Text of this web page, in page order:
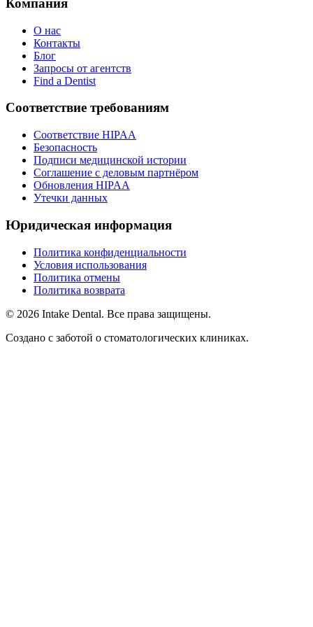
Компания
О нас
Контакты
Блог
Запросы от агентств
Find a Dentist
Соответствие требованиям
Соответствие HIPAA
Безопасность
Подписи медицинской истории
Соглашение с деловым партнёром
Обновления HIPAA
Утечки данных
Юридическая информация
Политика конфиденциальности
Условия использования
Политика отмены
Политика возврата
© 2026 Intake Dental. Все права защищены.
Создано с заботой о стоматологических клиниках.